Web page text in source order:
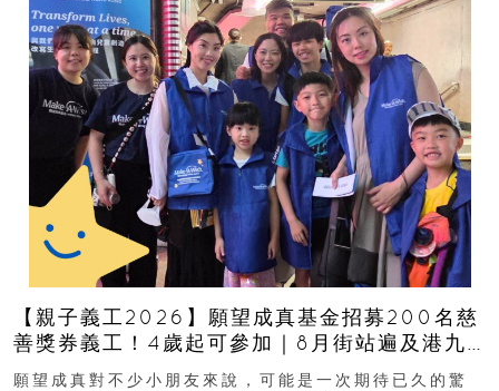
【親子義工2026】願望成真基金招募200名慈
善獎券義工！4歲起可參加｜8月街站遍及港九
新界
願望成真對不少小朋友來說，可能是一次期待已久的驚